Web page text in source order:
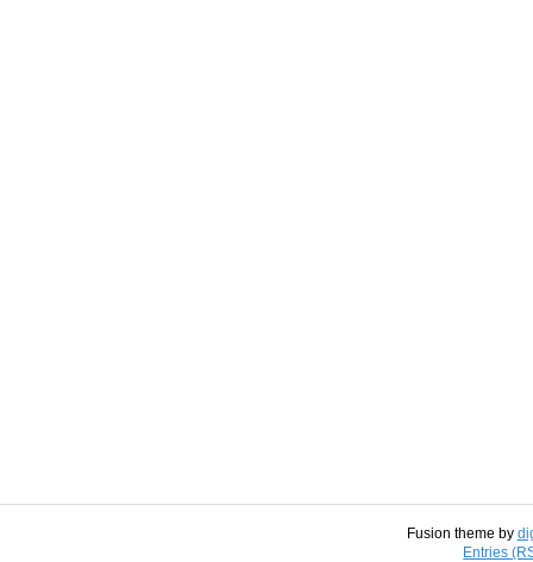
Fusion theme by
Entries